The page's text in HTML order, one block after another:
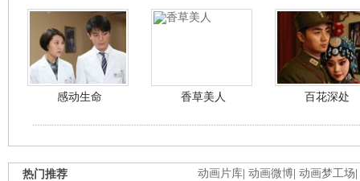
感动生命 香草美人 百花深处
动画片库 动画微博 动画梦工场
热门推荐